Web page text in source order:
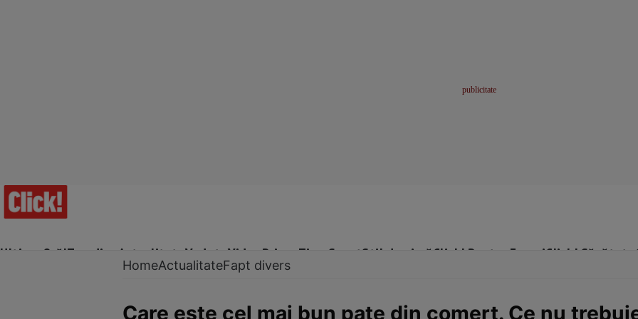
Ultima Oră!Trending Actualitate Vedete Video Prime Time SportStil de viațăClick! Pentru FemeiClick! Sănătate
HomeActualitateFapt divers
Care este cel mai bun pate din comerț. Ce nu